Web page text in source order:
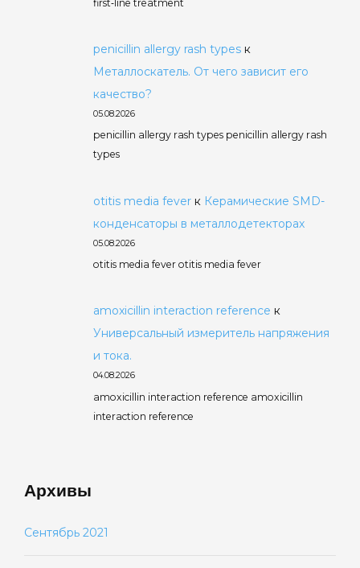
first‑line treatment
penicillin allergy rash typesк
Металлоскатель. От чего зависит его
качество?
05.08.2026
penicillin allergy rash types penicillin allergy rash
types
otitis media feverк Керамические SMD-
конденсаторы в металлодетекторах
05.08.2026
otitis media fever otitis media fever
amoxicillin interaction reference к
Универсальный измеритель напряжения
и тока.
04.08.2026
amoxicillin interaction reference amoxicillin
interaction reference
Архивы
Сентябрь 2021